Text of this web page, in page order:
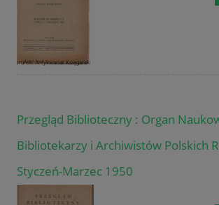
Przegląd Biblioteczny : Organ
Bibliotekarzy i Archiwistów Polskich
Styczeń-Marzec 1950